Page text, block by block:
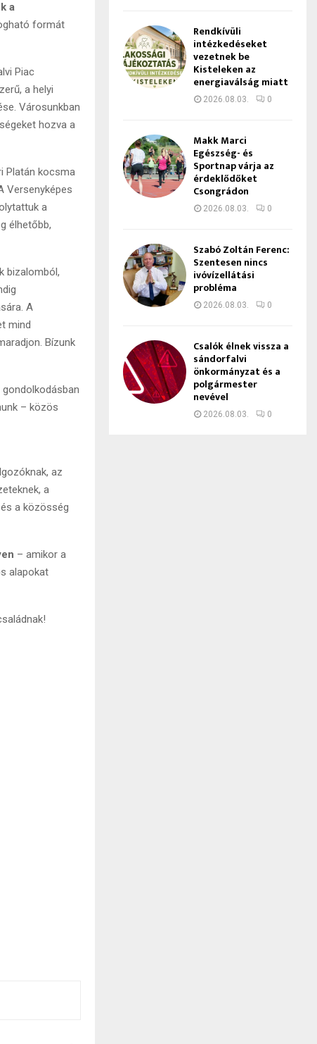
a
formát
Piac
a helyi
Városunkban
hozva a
Platán kocsma
Versenyképes
a
élhetőbb,
bizalomból,
A
mind
Bízunk
– közös
az
a
a közösség
– amikor a
alapokat
Rendkívüli
intézkedéseket
vezetnek be
Kisteleken az
energiaválság miatt
2026.08.03. 0
Makk Marci
Egészség- és
Sportnap várja az
érdeklődőket
Csongrádon
2026.08.03. 0
Szabó Zoltán Ferenc:
Szentesen nincs
ivóvízellátási
probléma
2026.08.03. 0
Csalók élnek vissza a
sándorfalvi
önkormányzat és a
polgármester
nevével
2026.08.03. 0